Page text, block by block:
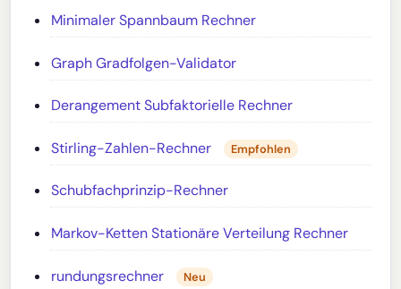
Minimaler Spannbaum Rechner
Graph Gradfolgen-Validator
Derangement Subfaktorielle Rechner
Stirling-Zahlen-Rechner Empfohlen
Schubfachprinzip-Rechner
Markov-Ketten Stationäre Verteilung Rechner
rundungsrechner Neu